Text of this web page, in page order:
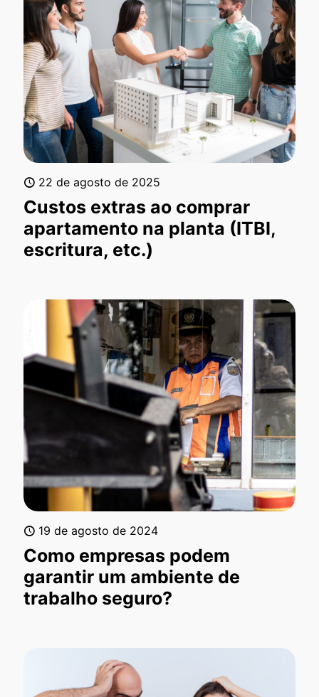
22 de agosto de 2025
Custos extras ao comprar
apartamento na planta (ITBI,
escritura, etc.)
19 de agosto de 2024
Como empresas podem
garantir um ambiente de
trabalho seguro?